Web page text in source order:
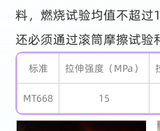
料，燃烧试验均值不超过
还必须通过滚筒摩擦试验
标准 拉伸强度（MPa）
MT668 15